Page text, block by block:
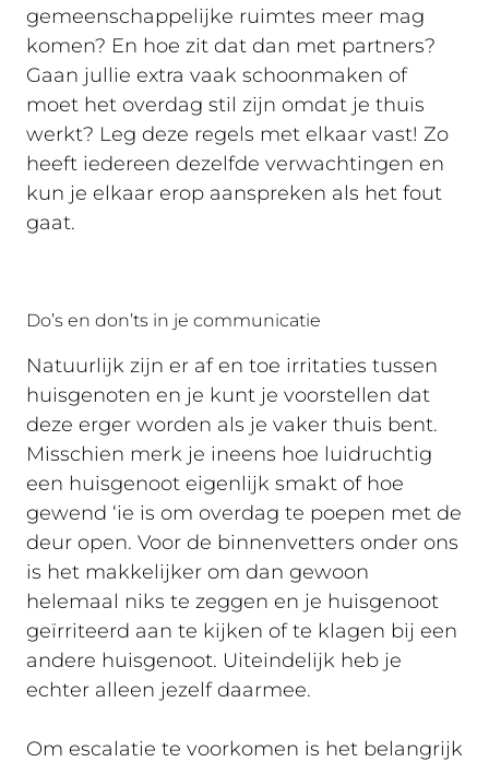
gemeenschappelijke ruimtes meer mag
komen? En hoe zit dat dan met partners?
Gaan jullie extra vaak schoonmaken of
moet het overdag stil zijn omdat je thuis
werkt? Leg deze regels met elkaar vast! Zo
heeft iedereen dezelfde verwachtingen en
kun je elkaar erop aanspreken als het fout
gaat.
Do’s en don’ts in je communicatie
Natuurlijk zijn er af en toe irritaties tussen
huisgenoten en je kunt je voorstellen dat
deze erger worden als je vaker thuis bent.
Misschien merk je ineens hoe luidruchtig
een huisgenoot eigenlijk smakt of hoe
gewend ‘ie is om overdag te poepen met de
deur open. Voor de binnenvetters onder ons
is het makkelijker om dan gewoon
helemaal niks te zeggen en je huisgenoot
geïrriteerd aan te kijken of te klagen bij een
andere huisgenoot. Uiteindelijk heb je
echter alleen jezelf daarmee.
Om escalatie te voorkomen is het belangrijk